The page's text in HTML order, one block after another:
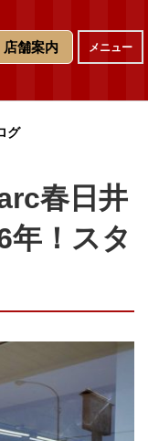
v
i
a
n
メニュー
店舗案内
グ
春日井
年！スタ